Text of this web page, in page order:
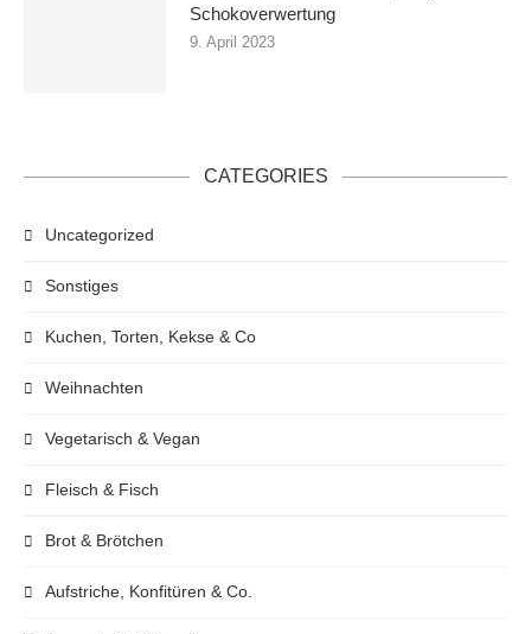
Schokoverwertung
9. April 2023
CATEGORIES
Uncategorized
Sonstiges
Kuchen, Torten, Kekse & Co
Weihnachten
Vegetarisch & Vegan
Fleisch & Fisch
Brot & Brötchen
Aufstriche, Konfitüren & Co.